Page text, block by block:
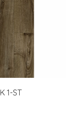
1-ST